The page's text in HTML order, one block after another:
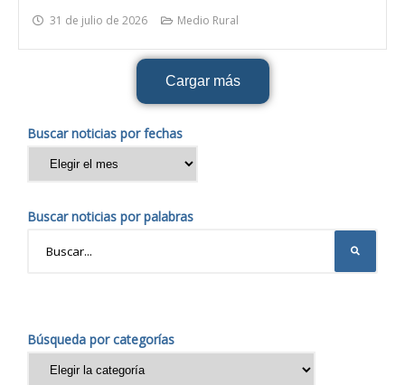
31 de julio de 2026
Medio Rural
Cargar más
Buscar noticias por fechas
Buscar noticias por palabras
Búsqueda por categorías